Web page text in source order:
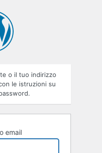
o il tuo indirizzo
le istruzioni su
email